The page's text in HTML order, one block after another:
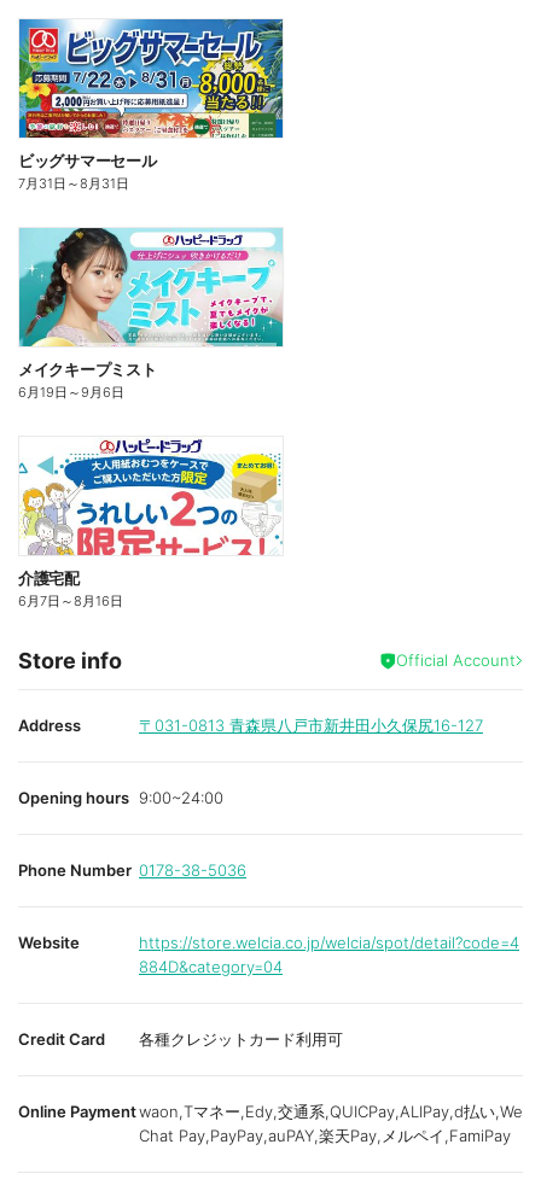
ビッグサマーセール
7月31日 ～8月31日
メイクキープミスト
6月19日 ～9月6日
介護宅配
6月7日 ～8月16日
Store info Official Account
Address 〒031-0813 青森県八戸市新井田小久保尻16-127
Opening hours 9:00~24:00
Phone Number 0178-38-5036
Website
https://store.welcia.co.jp/welcia/spot/detail?code=4
884D&category=04
Credit Card 各種クレジットカード利用可
Online Paymentwaon,Tマネー,Edy,交通系,QUICPay,ALIPay,d払い,We
Chat Pay,PayPay,auPAY,楽天Pay,メルペイ,FamiPay